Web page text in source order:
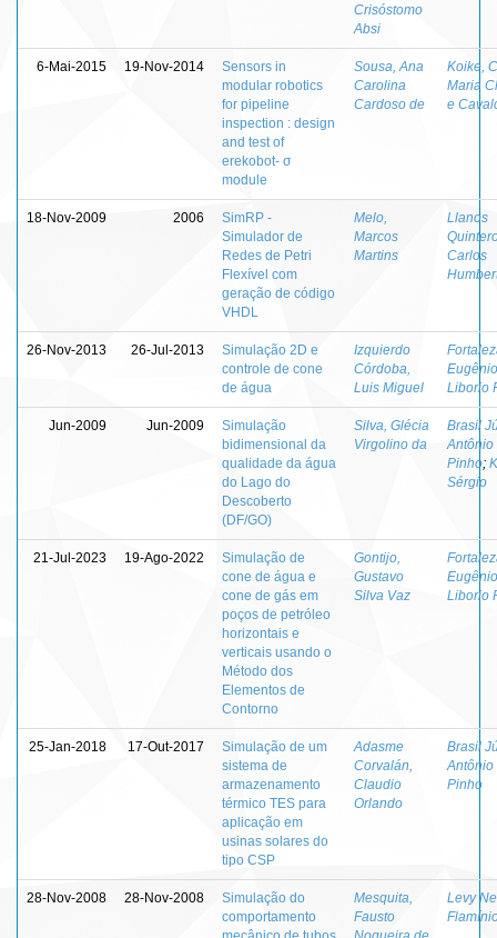
Crisóstomo
Absi
6-Mai-2015 19-Nov-2014
Sensors in
modular robotics
for pipeline
inspection : design
and test of
erekobot- σ
module
Sousa, Ana
Carolina
Cardoso de
Koike,
Maria
e
18-Nov-2009 2006
SimRP -
Simulador de
Redes de Petri
Flexível com
geração de código
VHDL
Melo,
Marcos
Martins
Llanos
Carlos
26-Nov-2013 26-Jul-2013
Simulação 2D e
controle de cone
de água
Izquierdo
Córdoba,
Luis Miguel
Eugênio
Liborio
Jun-2009 Jun-2009
Simulação
bidimensional da
qualidade da água
do Lago do
Descoberto
(DF/GO)
Silva, Glécia
Virgolino da
Brasil
Antônio
Pinho;
Sérgio
21-Jul-2023 19-Ago-2022
Simulação de
cone de água e
cone de gás em
poços de petróleo
horizontais e
verticais usando o
Método dos
Elementos de
Contorno
Gontijo,
Gustavo
Silva Vaz
Eugênio
Liborio
25-Jan-2018 17-Out-2017
Simulação de um
sistema de
armazenamento
térmico TES para
aplicação em
usinas solares do
tipo CSP
Adasme
Corvalán,
Claudio
Orlando
Brasil
Antônio
Pinho
28-Nov-2008 28-Nov-2008
Simulação do
comportamento
Mesquita,
Fausto
Levy